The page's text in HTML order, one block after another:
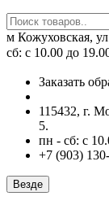
м Кожуховская,
сб: с 10.00 до
Заказать
115432, г.
5.
пн - сб: с
+7 (903)
Везде